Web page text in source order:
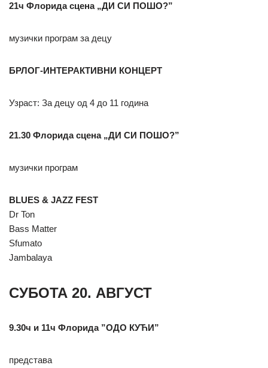
21ч Флорида сцена „ДИ СИ ПОШО?”
музички програм за децу
БРЛОГ-ИНТЕРАКТИВНИ КОНЦЕРТ
Узраст: За децу од 4 до 11 година
21.30 Флорида сцена „ДИ СИ ПОШО?”
музички програм
BLUES & JAZZ FEST
Dr Ton
Bass Matter
Sfumato
Jambalaya
СУБОТА 20. АВГУСТ
9.30ч и 11ч Флорида ”ОДО КУЋИ”
представа